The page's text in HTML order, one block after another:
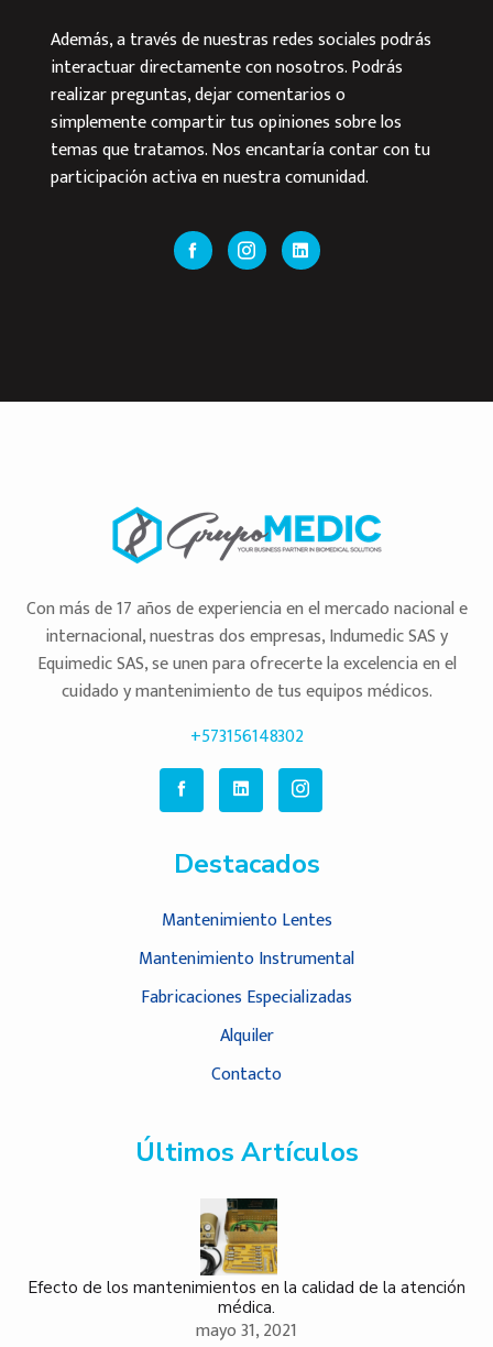
Además, a través de nuestras redes sociales podrás
interactuar directamente con nosotros. Podrás
realizar preguntas, dejar comentarios o
simplemente compartir tus opiniones sobre los
temas que tratamos. Nos encantaría contar con tu
participación activa en nuestra comunidad.
Con más de 17 años de experiencia en el mercado nacional e
internacional, nuestras dos empresas, Indumedic SAS y
Equimedic SAS, se unen para ofrecerte la excelencia en el
cuidado y mantenimiento de tus equipos médicos.
+573156148302
Destacados
Mantenimiento Lentes
Mantenimiento Instrumental
Fabricaciones Especializadas
Alquiler
Contacto
Últimos Artículos
Efecto de los mantenimientos en la calidad de la atención
médica.
mayo 31, 2021